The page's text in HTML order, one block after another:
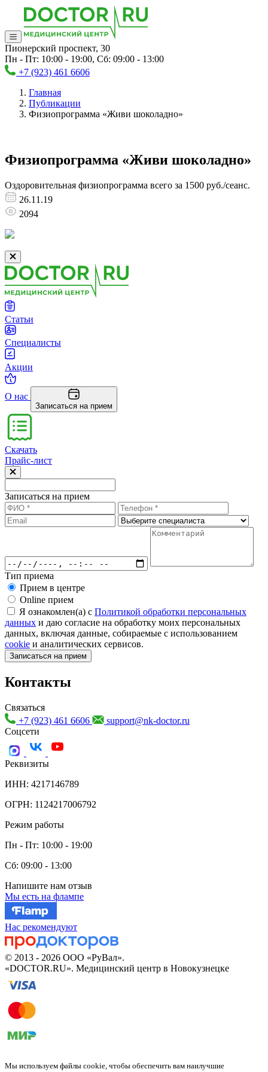
Пионерский проспект, 30
Пн - Пт: 10:00 - 19:00, Сб: 09:00 - 13:00
+7 (923) 461 6606
Главная
Публикации
Физиопрограмма «Живи шоколадно»
Физиопрограмма «Живи шоколадно»
Оздоровительная физиопрограмма всего за 1500 руб./сеанс.
26.11.19
2094
Статьи
Специалисты
Акции
О нас
Записаться на прием
Скачать
Прайс-лист
Записаться на прием
Тип приема
Прием в центре
Online прием
Я ознакомлен(а) с Политикой обработки персональных
данных и даю согласие на обработку моих персональных
данных, включая данные, собираемые с использованием
cookie и аналитических сервисов.
Записаться на прием
Контакты
Связаться
+7 (923) 461 6606
support@nk-doctor.ru
Соцсети
Реквизиты
ИНН: 4217146789
ОГРН: 1124217006792
Режим работы
Пн - Пт: 10:00 - 19:00
Сб: 09:00 - 13:00
Напишите нам отзыв
Мы есть на флампе
Нас рекомендуют
© 2013 - 2026 ООО «РуВал».
«DOCTOR.RU». Медицинский центр в Новокузнецке
Мы используем файлы cookie, чтобы обеспечить вам наилучшие